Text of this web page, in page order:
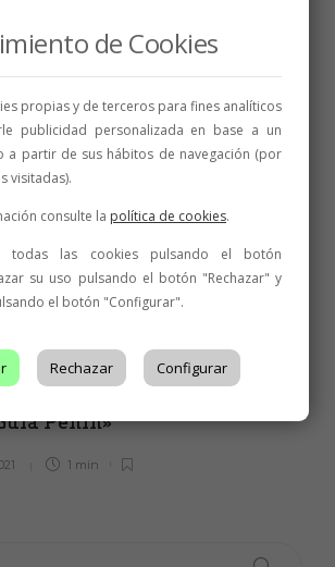
la Denominación de Origen
Peñín»
1 min
de Cookies
propias y de terceros para fines analíticos
publicidad personalizada en base a un
a partir de sus hábitos de navegación (por
visitadas).
consulte la política de cookies.
todas las cookies pulsando el botón
su uso pulsando el botón "Rechazar" y
el botón "Configurar".
Rechazar Configurar